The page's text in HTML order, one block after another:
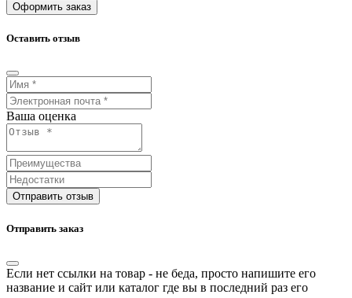
Оформить заказ
Оставить отзыв
Ваша оценка
Отправить отзыв
Отправить заказ
Если нет ссылки на товар - не беда, просто напишите его
название и сайт или каталог где вы в последний раз его